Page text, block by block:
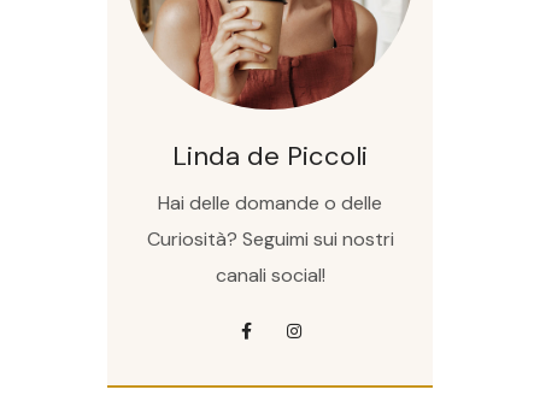
Linda de Piccoli
Hai delle domande o delle
Curiosità? Seguimi sui nostri
canali social!